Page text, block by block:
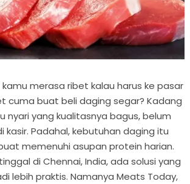
kamu merasa ribet kalau harus ke pasar
cuma buat beli daging segar? Kadang
nyari yang kualitasnya bagus, belum
kasir. Padahal, kebutuhan daging itu
memenuhi asupan protein harian.
di Chennai, India, ada solusi yang
lebih praktis. Namanya Meats Today,